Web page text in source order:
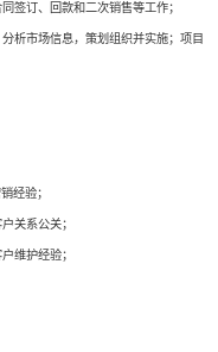
签订、回款和二次销售等工作；
析市场信息，策划组织并实施；项目
经验；
关系公关；
维护经验；